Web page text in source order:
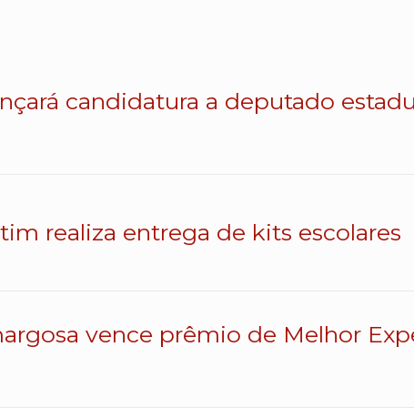
candidatura a deputado
realiza entrega de kits escolares
vence prêmio de Melhor